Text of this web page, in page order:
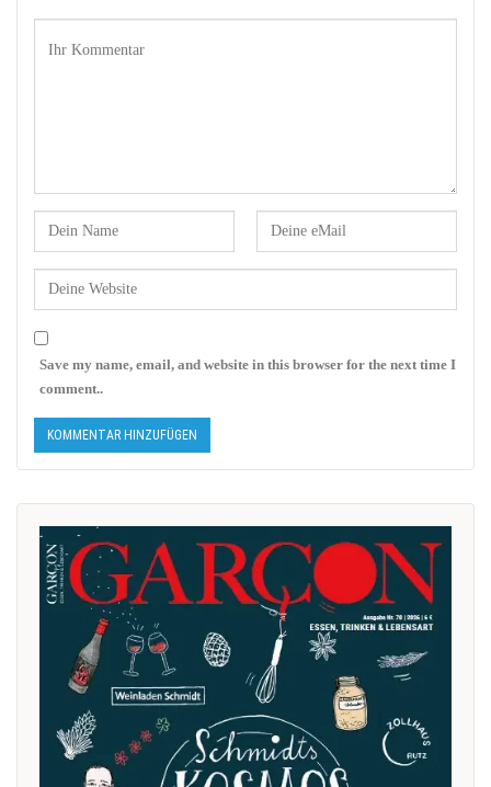
Save my name, email, and website in this browser for the next time I
comment..